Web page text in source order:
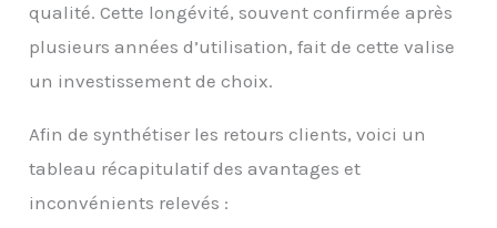
qualité. Cette longévité, souvent confirmée après
plusieurs années d’utilisation, fait de cette valise
un investissement de choix.
Afin de synthétiser les retours clients, voici un
tableau récapitulatif des avantages et
inconvénients relevés :